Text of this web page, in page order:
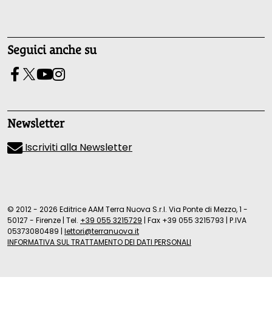
Seguici anche su
Newsletter
Iscriviti alla Newsletter
© 2012 - 2026 Editrice AAM Terra Nuova S.r.l. Via Ponte di Mezzo, 1 -
50127 - Firenze | Tel. +39 055 3215729 | Fax +39 055 3215793 | P.IVA
05373080489 | lettori@terranuova.it
INFORMATIVA SUL TRATTAMENTO DEI DATI PERSONALI